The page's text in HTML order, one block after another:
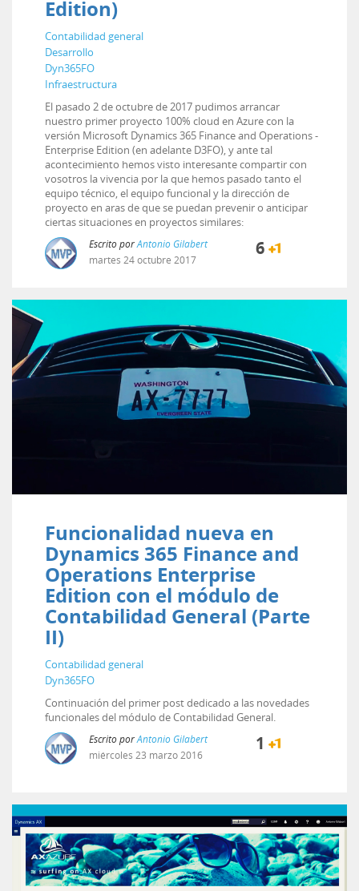
Edition)
Contabilidad general
Desarrollo
Dyn365FO
Infraestructura
El pasado 2 de octubre de 2017 pudimos arrancar
nuestro primer proyecto 100% cloud en Azure con la
versión Microsoft Dynamics 365 Finance and Operations -
Enterprise Edition (en adelante D3FO), y ante tal
acontecimiento hemos visto interesante compartir con
vosotros la vivencia por la que hemos pasado tanto el
equipo técnico, el equipo funcional y la dirección de
proyecto en aras de que se puedan prevenir o anticipar
ciertas situaciones en proyectos similares:
Escrito porAntonio Gilabert
martes 24octubre 2017
6
Funcionalidad nueva en
Dynamics 365 Finance and
Operations Enterprise
Edition con el módulo de
Contabilidad General (Parte
II)
Contabilidad general
Dyn365FO
Continuación del primer post dedicado a las novedades
funcionales del módulo de Contabilidad General.
Escrito porAntonio Gilabert
miércoles 23 marzo2016
1